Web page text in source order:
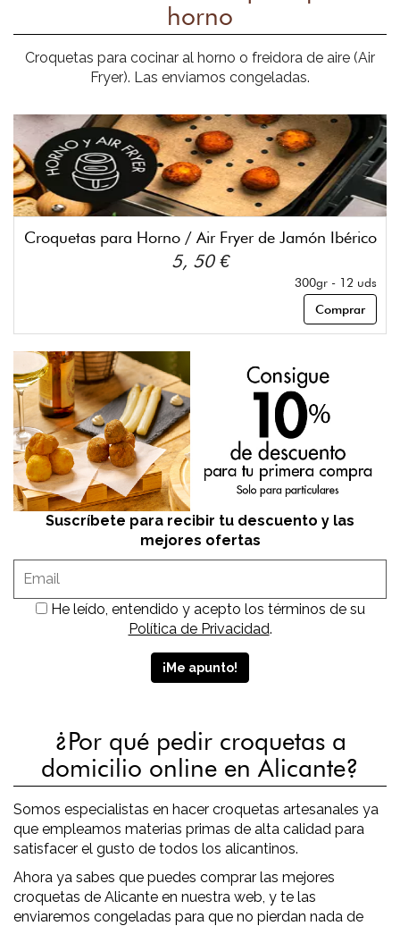
horno
Croquetas para cocinar al horno o freidora de aire (Air
Fryer). Las enviamos congeladas.
Croquetas para Horno / Air Fryer de Jamón Ibérico
5, 50 €
300gr - 12 uds
Comprar
Suscríbete para recibir tu descuento y las
mejores ofertas
He leído, entendido y acepto los términos de su
Política de Privacidad.
¿Por qué pedir croquetas a
domicilio online en Alicante?
Somos especialistas en hacer croquetas artesanales ya
que empleamos materias primas de alta calidad para
satisfacer el gusto de todos los alicantinos.
Ahora ya sabes que puedes comprar las mejores
croquetas de Alicante en nuestra web, y te las
enviaremos congeladas para que no pierdan nada de